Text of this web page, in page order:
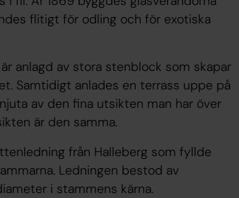
flitigt för odling och för exotiska
anlagd av stora stenblock som skapar
Samtidigt anlades en terrass uppe på
av den fina utsikten man har över
är den samma.
från Halleberg som fyllde
Ledningen bestod av
i stammens kärna.